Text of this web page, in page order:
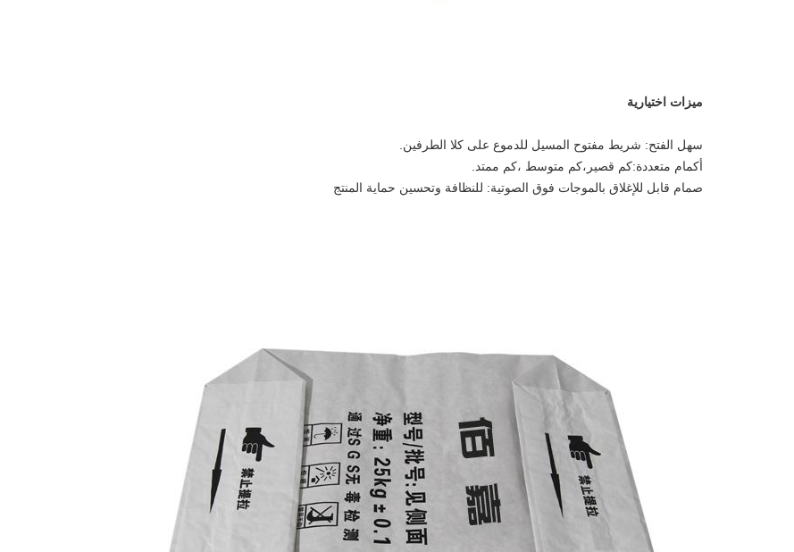
ميزات اختيارية
سهل الفتح: شريط مفتوح المسيل للدموع على كلا الطرفين.
أكمام متعددة:كم قصير،كم متوسط ​​،كم ممتد.
صمام قابل للإغلاق بالموجات فوق الصوتية: للنظافة وتحسين حماية المنتج